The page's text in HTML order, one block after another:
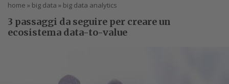
home » big data » big data analytics
3 passaggi da seguire per creare un
ecosistema data-to-value